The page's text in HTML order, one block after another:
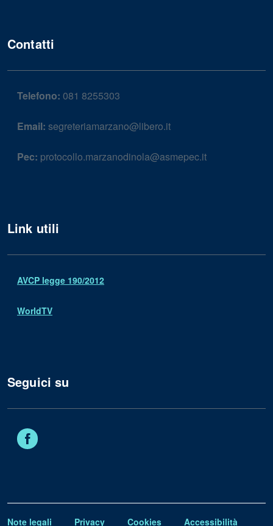
Contatti
Telefono: 081 8255303
Email: segreteriamarzano@libero.it
Pec: protocollo.marzanodinola@asmepec.it
Link utili
AVCP legge 190/2012
WorldTV
Seguici su
Note legali Privacy Cookies Accessibilità